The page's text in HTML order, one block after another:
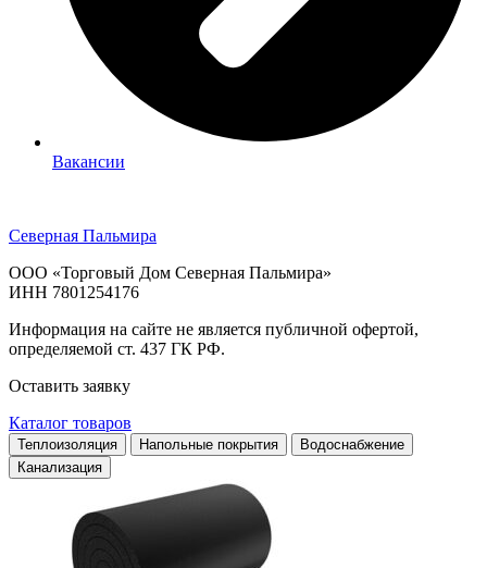
Вакансии
Северная Пальмира
ООО «Торговый Дом Северная Пальмира»
ИНН 7801254176
Информация на сайте не является публичной офертой,
определяемой ст. 437 ГК РФ.
Оставить заявку
Каталог товаров
Теплоизоляция Напольные покрытия
Водоснабжение
Канализация